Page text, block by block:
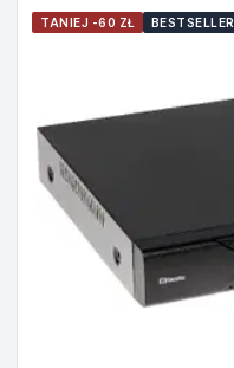
TANIEJ -60 ZŁ BESTSELLER